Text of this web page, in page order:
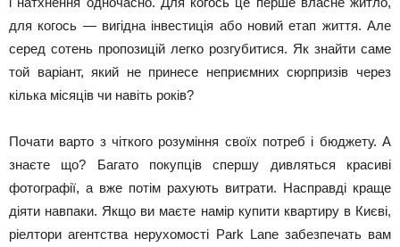
для когось — вигідна інвестиція або новий етап життя. Але
серед сотень пропозицій легко розгубитися. Як знайти саме
той варіант, який не принесе неприємних сюрпризів через
кілька місяців чи навіть років?
Почати варто з чіткого розуміння своїх потреб і бюджету. А
знаєте що? Багато покупців спершу дивляться красиві
фотографії, а вже потім рахують витрати. Насправді краще
діяти навпаки. Якщо ви маєте намір купити квартиру в Києві,
ріелтори агентства нерухомості Park Lane забезпечать вам